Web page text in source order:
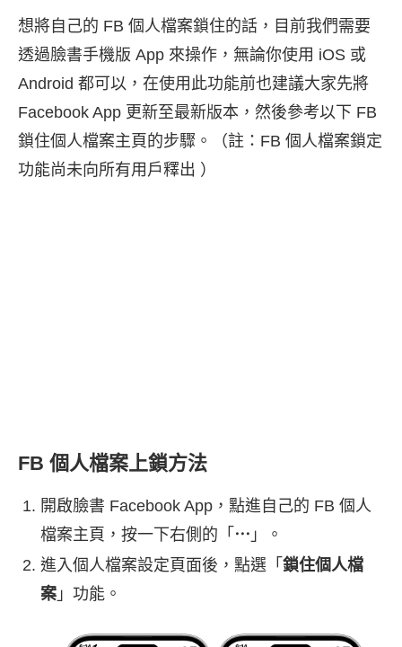
想將自己的 FB 個人檔案鎖住的話，目前我們需要
透過臉書手機版 App 來操作，無論你使用 iOS 或
Android 都可以，在使用此功能前也建議大家先將
Facebook App 更新至最新版本，然後參考以下 FB
鎖住個人檔案主頁的步驟。（註：FB 個人檔案鎖定
功能尚未向所有用戶釋出 ）
FB 個人檔案上鎖方法
開啟臉書 Facebook App，點進自己的 FB 個人
檔案主頁，按一下右側的「 ⋯ 」。
進入個人檔案設定頁面後，點選「 鎖住個人檔
案 」功能。